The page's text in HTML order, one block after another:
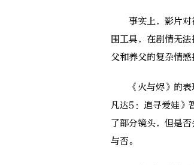
事实上，影片对神
围工具，在剧情无
父和养父的复杂情
《火与烬》的表现
凡达5：追寻爱娃》
了部分镜头，但是
与否。